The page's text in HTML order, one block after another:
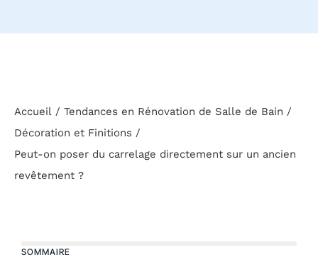
Accueil
Tendances en Rénovation de Salle de Bain
Décoration et Finitions
Peut-on poser du carrelage directement sur un ancien
revêtement ?
SOMMAIRE